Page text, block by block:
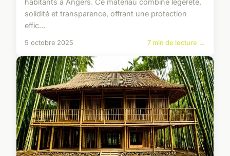
solidité et transparence, offrant une protection
effic...
5 octobre 2025 7 min de lecture →